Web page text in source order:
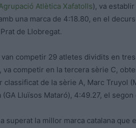
Atlètica Xafatolls), va
una marca de 4:18.80, en el
de Llobregat.
van competir 29 atletes dividits en tres
va competir en la tercera sèrie C,
classificat de la sèrie A, Marc Truyol
(GA Lluïsos Mataró), 4:49.27, el
superat la millor marca catalana que